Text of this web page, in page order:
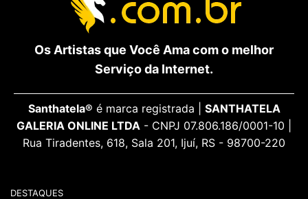
Os Artistas que Você Ama com o melhor
Serviço da Internet.
Santhatela® é marca registrada | SANTHATELA
GALERIA ONLINE LTDA - CNPJ 07.806.186/0001-10 |
Rua Tiradentes, 618, Sala 201, Ijuí, RS - 98700-220
DESTAQUES